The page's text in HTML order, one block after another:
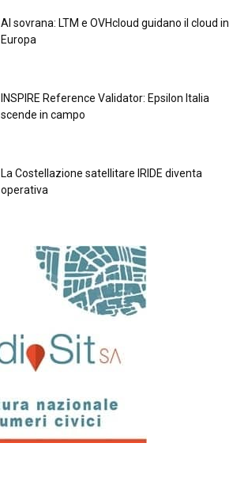
Al sovrana: LTM е OVHcloud guidano il cloud in
Europа
INSPIRE Reference Validator: Epsilon Italia
scende in campo
La Costellazione satellitare IRIDE diventa
operativa